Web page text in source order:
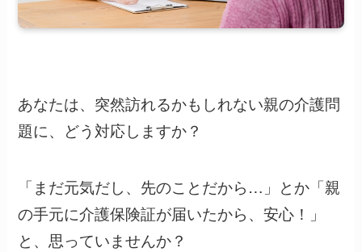
あなたは、突然訪れるかもしれない親の介護問
題に、どう対応しますか？
「まだ元気だし、先のことだから…」とか「親
の手元に介護保険証が届いたから、安心！」
と、思っていませんか？